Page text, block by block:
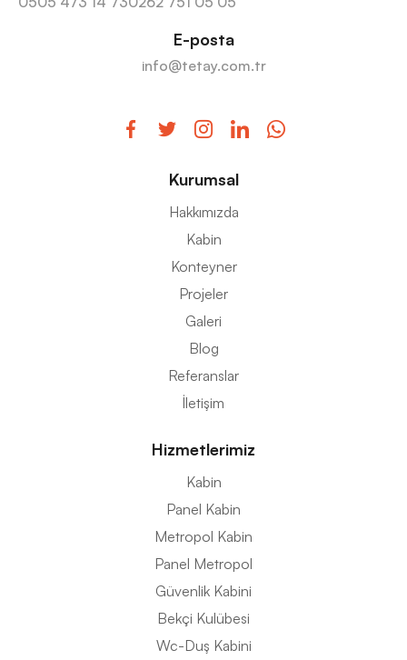
E-posta
info@tetay.com.tr
Kurumsal
Hakkımızda
Kabin
Konteyner
Projeler
Galeri
Blog
Referanslar
İletişim
Hizmetlerimiz
Kabin
Panel Kabin
Metropol Kabin
Panel Metropol
Güvenlik Kabini
Bekçi Kulübesi
Wc-Duş Kabini